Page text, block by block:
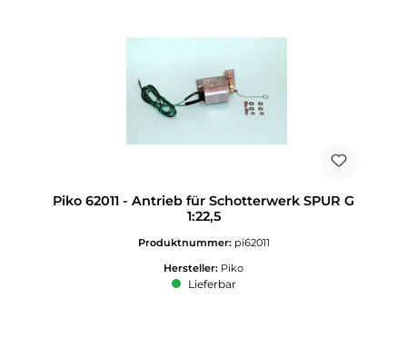
Piko 62011 - Antrieb für Schotterwerk SPUR G
1:22,5
Produktnummer: pi62011
Hersteller: Piko
Lieferbar